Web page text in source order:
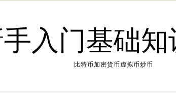
入门基础
比特币加密货币虚拟币炒币